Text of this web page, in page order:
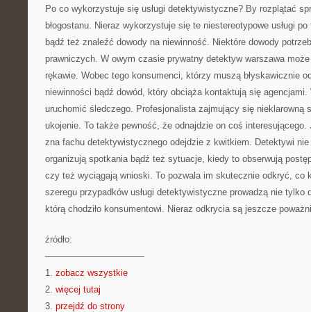
Po co wykorzystuje się usługi detektywistyczne? By rozplątać
błogostanu. Nieraz wykorzystuje się te niestereotypowe usługi
bądź też znaleźć dowody na niewinność. Niektóre dowody
prawniczych. W owym czasie prywatny detektyw warszawa
rękawie. Wobec tego konsumenci, którzy muszą błyskawicznie
niewinności bądź dowód, który obciąża kontaktują się
uruchomić śledczego. Profesjonalista zajmujący się nieklarowną
ukojenie. To także pewność, że odnajdzie on coś interesującego.
zna fachu detektywistycznego odejdzie z kwitkiem. Detektywi
organizują spotkania bądź też sytuacje, kiedy to obserwują
czy też wyciągają wnioski. To pozwala im skutecznie odkryć, co
szeregu przypadków usługi detektywistyczne prowadzą nie tylko
którą chodziło konsumentowi. Nieraz odkrycia są jeszcze
źródło:
———————————
1. zobacz wszystkie
2. więcej tutaj
3. przejdź do strony